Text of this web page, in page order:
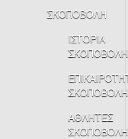
ΣΚΟΠΟΒΟΛΗ
ΙΣΤΟΡΙΑ
ΑΘΛΗΤΕΣ